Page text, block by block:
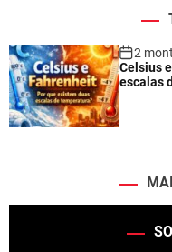
2
Celsius
escalas